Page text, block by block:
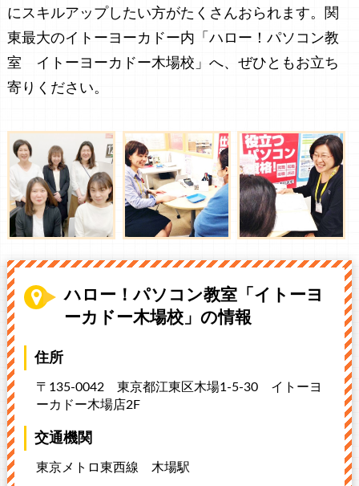
にスキルアップしたい方がたくさんおられます。関
東最大のイトーヨーカドー内「ハロー！パソコン教
室 イトーヨーカドー木場校」へ、ぜひともお立ち
寄りください。
ハロー！パソコン教室「イトーヨ
ーカドー木場校」の情報
住所
〒135-0042 東京都江東区木場1-5-30 イトーヨ
ーカドー木場店2F
交通機関
東京メトロ東西線 木場駅